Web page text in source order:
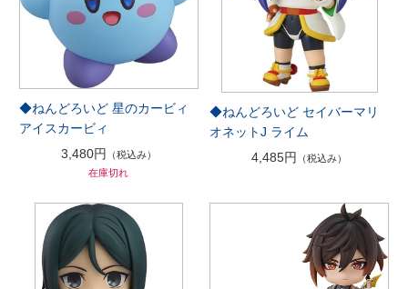
◆ねんどろいど 星のカービィ
アイスカービィ
3,480円
（税込み）
在庫切れ
◆ねんどろいど セイバーマリ
オネットJ ライム
4,485円
（税込み）